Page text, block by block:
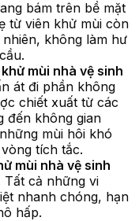
bám trên bề mặt
từ viên khử mùi còn
không làm hư
mùi nhà vệ sinh
át đi phần không
chiết xuất từ các
đến không gian
mùi hôi khó
tích tắc.
mùi nhà vệ sinh
Tất cả những vi
nhanh chóng, hạn
hấp.